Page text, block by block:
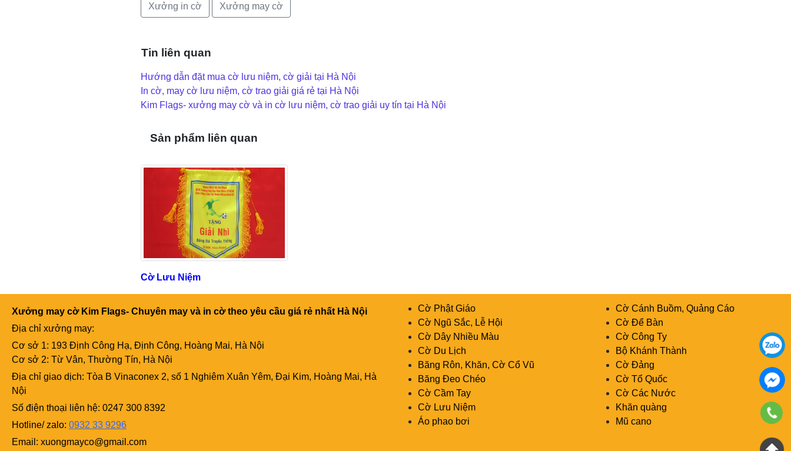
Xưởng in cờ Xưởng may cờ
Tin liên quan
Hướng dẫn đặt mua cờ lưu niệm, cờ giải tại Hà Nội
In cờ, may cờ lưu niệm, cờ trao giải giá rẻ tại Hà Nội
Kim Flags- xưởng may cờ và in cờ lưu niệm, cờ trao giải uy tín tại Hà Nội
Sản phẩm liên quan
Cờ Lưu Niệm
Xưởng may cờ Kim Flags- Chuyên may và in cờ theo yêu cầu giá rẻ nhất Hà Nội
Địa chỉ xưởng may:
Cơ sở 1: 193 Định Công Hạ, Định Công, Hoàng Mai, Hà Nội
Cơ sở 2: Từ Vân, Thường Tín, Hà Nội
Địa chỉ giao dịch: Tòa B Vinaconex 2, số 1 Nghiêm Xuân Yêm, Đại Kim, Hoàng Mai, Hà
Nội
Số điện thoại liên hệ: 0247 300 8392
Hotline/ zalo: 0932 33 9296
Email: xuongmayco@gmail.com
Cờ Phật Giáo
Cờ Ngũ Sắc, Lễ Hội
Cờ Dây Nhiều Màu
Cờ Du Lịch
Băng Rôn, Khăn, Cờ Cổ Vũ
Băng Đeo Chéo
Cờ Cầm Tay
Cờ Lưu Niệm
Áo phao bơi
Cờ Cánh Buồm, Quảng Cáo
Cờ Để Bàn
Cờ Công Ty
Bộ Khánh Thành
Cờ Đảng
Cờ Tổ Quốc
Cờ Các Nước
Khăn quàng
Mũ cano